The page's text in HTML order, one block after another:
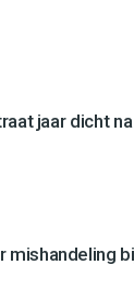
jaar dicht
mishandeling